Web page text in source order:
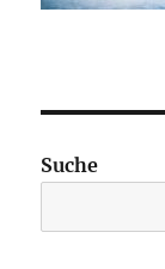
Suche